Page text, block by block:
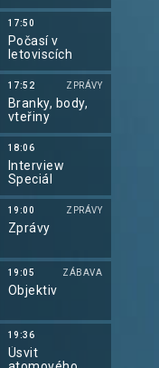
17:50
Počasí v
letoviscích
17:52 ZPRÁVY
Branky, body,
vteřiny
18:06
Interview
Speciál
19:00 ZPRÁVY
Zprávy
19:05 ZÁBAVA
Objektiv
19:36
Úsvit